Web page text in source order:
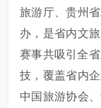
旅游厅、贵州
办，是省内文
赛事共吸引全
技，覆盖省内
中国旅游协会